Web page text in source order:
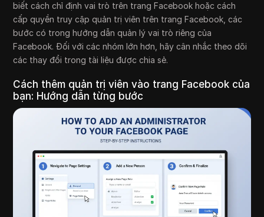
biết cách chỉ định vai trò trên trang Facebook hoặc cách
cấp quyền truy cập quản trị viên trên trang Facebook, các
bước có trong hướng dẫn quản lý vai trò riêng của
Facebook. Đối với các nhóm lớn hơn, hãy cân nhắc theo dõi
các thay đổi trong tài liệu được chia sẻ.
Cách thêm quản trị viên vào trang Facebook của
bạn: Hướng dẫn từng bước